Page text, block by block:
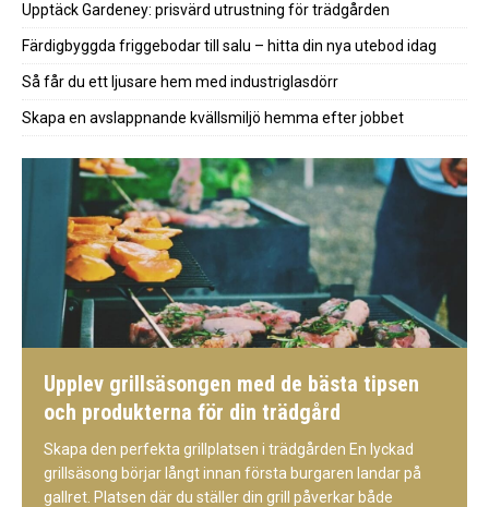
Upptäck Gardeney: prisvärd utrustning för trädgården
Färdigbyggda friggebodar till salu – hitta din nya utebod idag
Så får du ett ljusare hem med industriglasdörr
Skapa en avslappnande kvällsmiljö hemma efter jobbet
Upplev grillsäsongen med de bästa tipsen
och produkterna för din trädgård
Skapa den perfekta grillplatsen i trädgården En lyckad
grillsäsong börjar långt innan första burgaren landar på
gallret. Platsen där du ställer din grill påverkar både